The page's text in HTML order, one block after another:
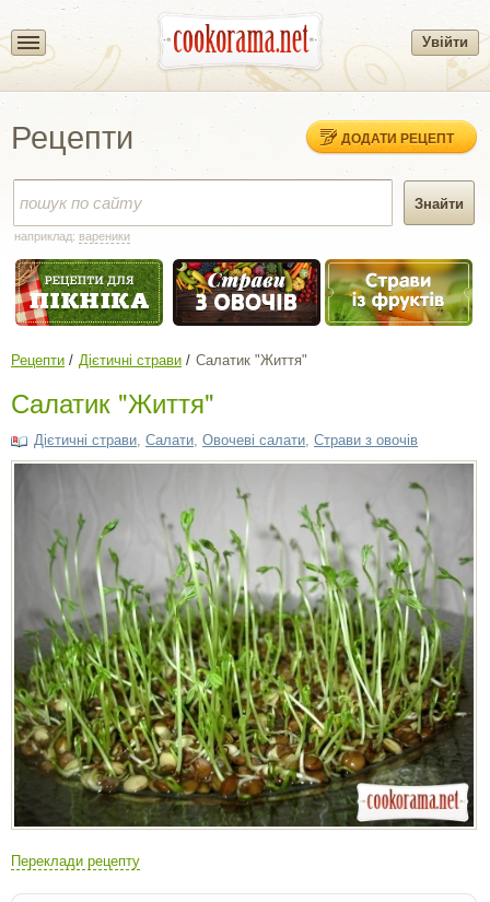
Увійти
Рецепти ДОДАТИ РЕЦЕПТ
наприклад: вареники
Рецепти Дієтичні страви Салатик "Життя"
Салатик "Життя"
Дієтичні страви Салати Овочеві салати Страви з овочів
Переклади рецепту